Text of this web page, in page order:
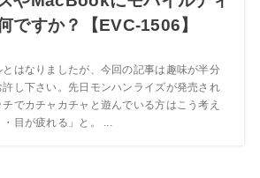
ですか？【EVC-1506】
はなりましたが、今回の記事は趣味が半分
許し下さい。先日モンハンライズが発売され
でカチャカチャと遊んでいる方はこう考え
目が疲れる」と。 ...